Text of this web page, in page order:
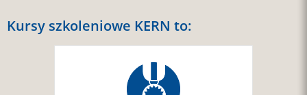
Kursy szkoleniowe KERN to: